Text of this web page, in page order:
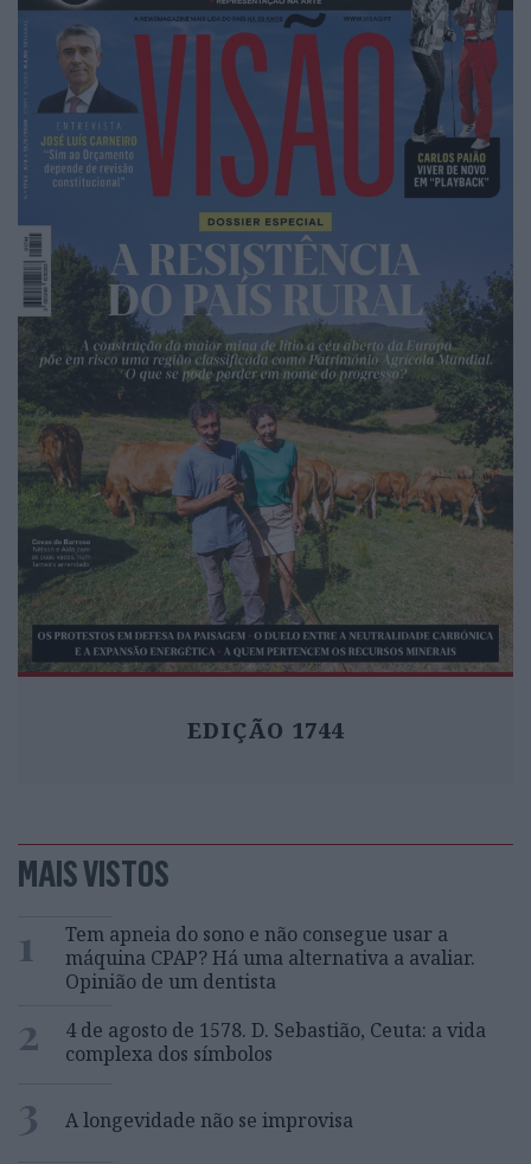
EDIÇÃO 1744
MAIS VISTOS
1
Tem apneia do sono e não consegue usar a
máquina CPAP? Há uma alternativa a avaliar.
Opinião de um dentista
2
4 de agosto de 1578. D. Sebastião, Ceuta: a vida
complexa dos símbolos
3 A longevidade não se improvisa